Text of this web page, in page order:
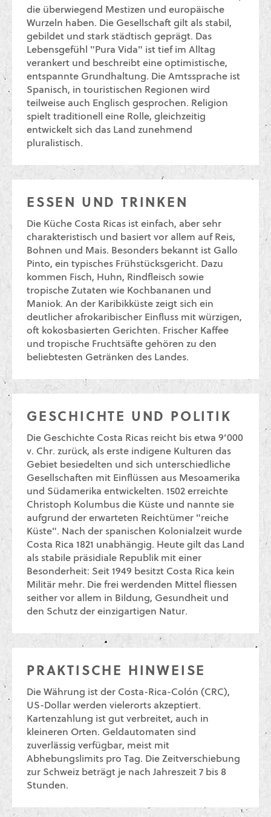
die überwiegend Mestizen und europäische
Wurzeln haben. Die Gesellschaft gilt als stabil,
gebildet und stark städtisch geprägt. Das
Lebensgefühl "Pura Vida" ist tief im Alltag
verankert und beschreibt eine optimistische,
entspannte Grundhaltung. Die Amtssprache ist
Spanisch, in touristischen Regionen wird
teilweise auch Englisch gesprochen. Religion
spielt traditionell eine Rolle, gleichzeitig
entwickelt sich das Land zunehmend
pluralistisch.
ESSEN UND TRINKEN
Die Küche Costa Ricas ist einfach, aber sehr
charakteristisch und basiert vor allem auf Reis,
Bohnen und Mais. Besonders bekannt ist Gallo
Pinto, ein typisches Frühstücksgericht. Dazu
kommen Fisch, Huhn, Rindfleisch sowie
tropische Zutaten wie Kochbananen und
Maniok. An der Karibikküste zeigt sich ein
deutlicher afrokaribischer Einfluss mit würzigen,
oft kokosbasierten Gerichten. Frischer Kaffee
und tropische Fruchtsäfte gehören zu den
beliebtesten Getränken des Landes.
GESCHICHTE UND POLITIK
Die Geschichte Costa Ricas reicht bis etwa 9’000
v. Chr. zurück, als erste indigene Kulturen das
Gebiet besiedelten und sich unterschiedliche
Gesellschaften mit Einflüssen aus Mesoamerika
und Südamerika entwickelten. 1502 erreichte
Christoph Kolumbus die Küste und nannte sie
aufgrund der erwarteten Reichtümer "reiche
Küste". Nach der spanischen Kolonialzeit wurde
Costa Rica 1821 unabhängig. Heute gilt das Land
als stabile präsidiale Republik mit einer
Besonderheit: Seit 1949 besitzt Costa Rica kein
Militär mehr. Die frei werdenden Mittel fliessen
seither vor allem in Bildung, Gesundheit und
den Schutz der einzigartigen Natur.
PRAKTISCHE HINWEISE
Die Währung ist der Costa-Rica-Colón (CRC),
US-Dollar werden vielerorts akzeptiert.
Kartenzahlung ist gut verbreitet, auch in
kleineren Orten. Geldautomaten sind
zuverlässig verfügbar, meist mit
Abhebungslimits pro Tag. Die Zeitverschiebung
zur Schweiz beträgt je nach Jahreszeit 7 bis 8
Stunden.